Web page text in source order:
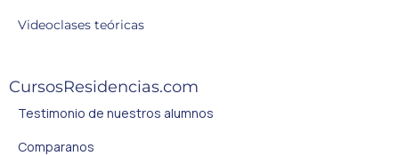
Videoclases teóricas
CursosResidencias.com
Testimonio de nuestros alumnos
Comparanos